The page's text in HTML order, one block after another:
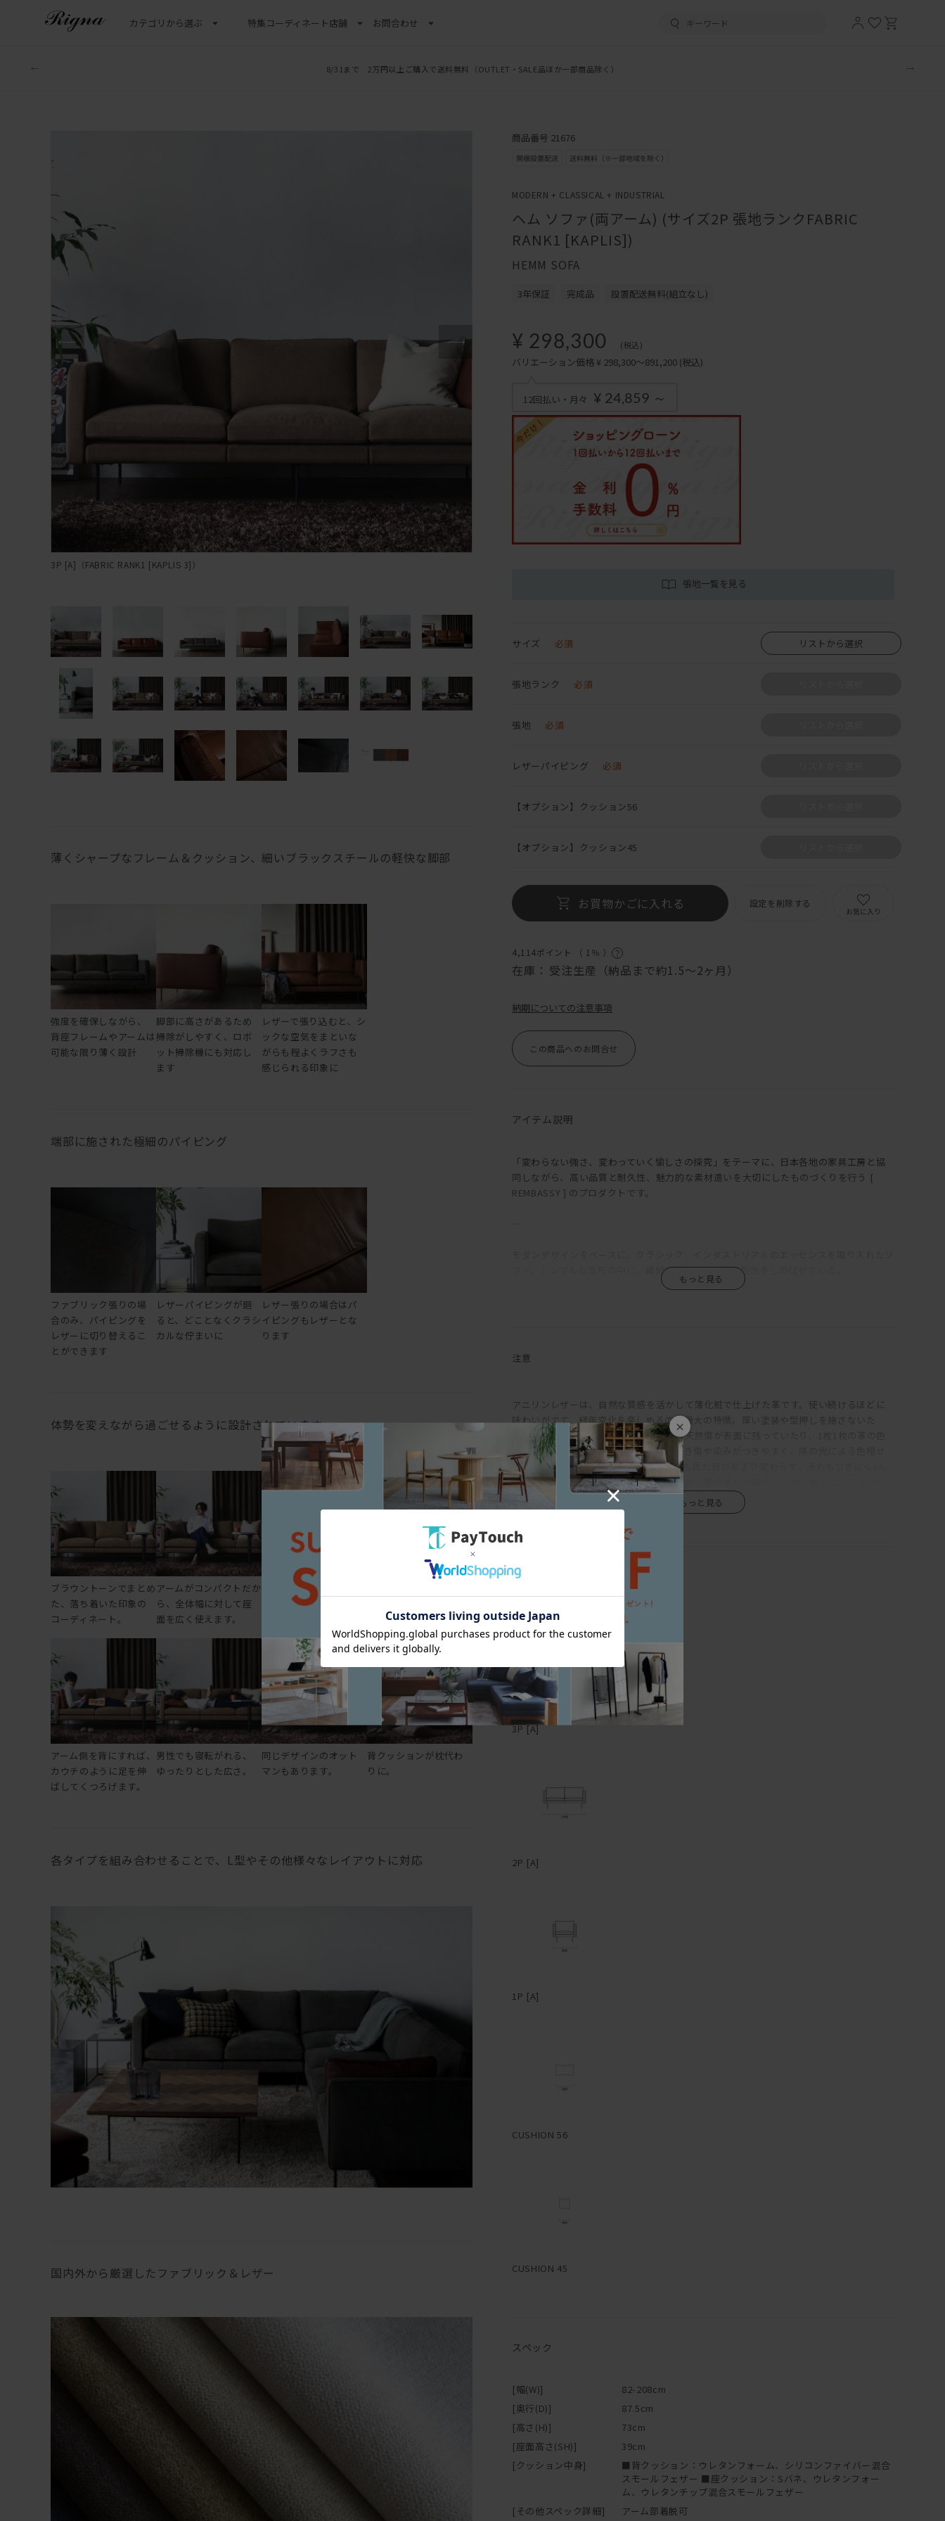
カテゴリから選ぶ 特集コーディネート店舗 お問合わせ
×
8/31まで 2万円以上ご購入で送料無料 （OUTLET・SALE品ほか一部商品除く）
3P [A]（FABRIC RANK1 [KAPLIS 3]）
薄くシャープなフレーム＆クッション、細いブラックスチールの軽快な脚部
強度を確保しながら、
背座フレームやアームは
可能な限り薄く設計
脚部に高さがあるため
掃除がしやすく、ロボ
ット掃除機にも対応し
ます
レザーで張り込むと、シ
ックな空気をまといな
がらも程よくラフさも
感じられる印象に
端部に施された極細のパイピング
ファブリック張りの場
合のみ、パイピングを
レザーに切り替えるこ
とができます
レザーパイピングが廻
ると、どことなくクラシ
カルな佇まいに
レザー張りの場合はパ
イピングもレザーとな
ります
体勢を変えながら過ごせるように設計されています
ブラウントーンでまとめ
た、落ち着いた印象の
コーディネート。
アームがコンパクトだか
ら、全体幅に対して座
面を広く使えます。
クッションをかませて
斜めに座ってみたり。
アーム側を背にすれば、
カウチのように足を伸
ばしてくつろげます。
男性でも寝転がれる、
ゆったりとした広さ。
同じデザインのオット
マンもあります。
背クッションが枕代わ
りに。
各タイプを組み合わせることで、L型やその他様々なレイアウトに対応
国内外から厳選したファブリック＆レザー
商品番号 21676
MODERN + CLASSICAL + INDUSTRIAL
ヘム ソファ(両アーム) (サイズ2P 張地ランクFABRIC
RANK1 [KAPLIS])
HEMM SOFA
3年保証 完成品 設置配送無料(組立なし)
¥ 298,300 (税込)
バリエーション価格 ¥ 298,300～891,200 (税込)
12回払い・月々 ¥ 24,859 ～
張地一覧を見る
サイズ 必須 リストから選択
張地ランク 必須
張地 必須
レザーパイピング 必須
【オプション】クッション56
【オプション】クッション45
お買物かごに入れる 設定を削除する
お気に入り
4,114ポイント （ 1％ ）
在庫： 受注生産（納品まで約1.5～2ヶ月）
納期についての注意事項
この商品へのお問合せ
アイテム説明
「変わらない強さ、変わっていく愉しさの探究」をテーマに、日本各地の家具工房と協
同しながら、高い品質と耐久性、魅力的な素材遣いを大切にしたものづくりを行う [
REMBASSY ] のプロダクトです。
ファ。シンプルな造形の中に、繊細なディテールと機能性をしのばせている。
をはさみこむ構成。もたれると身体に添うようにフィットしてくれる。
ンをかませるとより快適に。アームが細いため座面幅が広く、3Pなら男性でもねころが
ることが可能。その時は、背クッションを枕代わりにするといい。また、搬入を考慮し
てアームは着脱できるようになっている。
脚部は、一般的な4本脚ではなく、中央にも2本追加した6本脚としている。これによりソ
ファにかかる負荷が分散でき、薄い座フレーム、細い脚部が実現している。6本脚のブラ
ックスチールは、シックな雰囲気の中にもどことなくインダストリアルな空気を感じさ
せる。脚部先端にはアジャスターが付いているので、設置時は調整を。脚部に高さがある
ので座面下はゆったり広く、掃除がしやすいのも特長。
背座のクッションとアームは、端部にパイピングを用いている。パイピングとは、2枚の
布や革の継ぎ目に別布を挟んでとめる縫製手法のことで、玉縁とも呼ばれる。パイピング
は太さ次第で随分印象が変わってくるが、HEMMではこれを極細でまわし、輪郭をシャー
プに仕立てた。ファブリックで張る場合、パイピングは共生地の他、レザーも選択可
能。レザーのパイピングがまわるとシルエットが際立ち、クラシカルな雰囲気が醸され
る。パイピングに使用するレザーはアニリンレザー。細部まで贅沢だ。
スペースに合わせて柔軟にレイアウトできるよう、片アームタイプ、アームレスタイプ、
コーナータイプなどもラインナップ。組み合わせることでL型にも展開できる。多彩なフ
ァブリック、レザーとあいまって、幅広いシーンへ適応するコーディネート性を備えた。
身体によく触れるクッションとアーム部分はカバーリング仕様。ファブリックであれ
注意
アニリンレザーは、自然な質感を活かして薄化粧で仕上げた革です。使い続けるほどに
味わいがでて、経年変化を楽しめるのが最大の特徴。厚い塗装や型押しを施さないた
め、ナチュラルマークと呼ばれる牛皮の天然傷が表面に残っていたり、1枚1枚の革の色
味にバラつきがあります。また、ひっかき傷や染みがつきやすく、陽の光による色褪せ
も生じます。均一な表面で、使い続けても見た目があまり変わらず、汚れもつきにくい、
というような一般的な革とは全く違うため、革の素朴な風合い、深みあるエイジングを
求める方におすすめです。
三面図
3P [A]
2P [A]
1P [A]
CUSHION 56
CUSHION 45
スペック
[幅(W)]
82-208cm
[奥行(D)]
87.5cm
[高さ(H)]
73cm
[座面高さ(SH)]
39cm
[クッション中身]
■背クッション：ウレタンフォーム、シリコンファイバー混合
スモールフェザー ■座クッション：Sバネ、ウレタンフォー
ム、ウレタンチップ混合スモールフェザー
[その他スペック詳細]
アーム部着脱可